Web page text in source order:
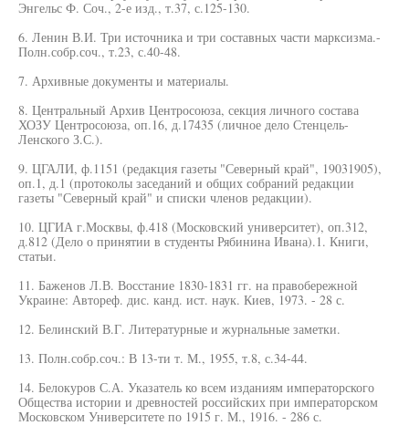
Энгельс Ф. Соч., 2-е изд., т.37, с.125-130.
6. Ленин В.И. Три источника и три составных части марксизма.-
Полн.собр.соч., т.23, с.40-48.
7. Архивные документы и материалы.
8. Центральный Архив Центросоюза, секция личного состава
ХОЗУ Центросоюза, оп.16, д.17435 (личное дело Стенцель-
Ленского З.С.).
9. ЦГАЛИ, ф.1151 (редакция газеты "Северный край", 19031905),
оп.1, д.1 (протоколы заседаний и общих собраний редакции
газеты "Северный край" и списки членов редакции).
10. ЦГИА г.Москвы, ф.418 (Московский университет), оп.312,
д.812 (Дело о принятии в студенты Рябинина Ивана).1. Книги,
статьи.
11. Баженов Л.В. Восстание 1830-1831 гг. на правобережной
Украине: Автореф. дис. канд. ист. наук. Киев, 1973. - 28 с.
12. Белинский В.Г. Литературные и журнальные заметки.
13. Полн.собр.соч.: В 13-ти т. М., 1955, т.8, с.34-44.
14. Белокуров С.А. Указатель ко всем изданиям императорского
Общества истории и древностей российских при императорском
Московском Университете по 1915 г. М., 1916. - 286 с.